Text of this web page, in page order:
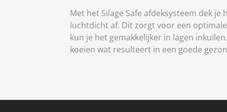
Met het Silage Safe afdeksysteem dek
luchtdicht af. Dit zorgt voor een
kun je het gemakkelijker in lagen
koeien wat resulteert in een goede